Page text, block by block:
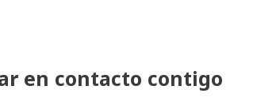
en contacto contigo